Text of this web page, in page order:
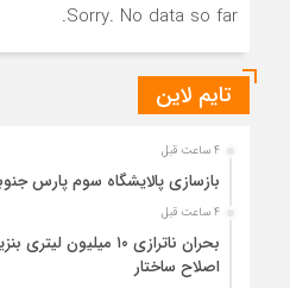
Sorry. No data so far.
تایم لاین
4 ساعت قبل
بازسازی پالایشگاه سوم پارس
4 ساعت قبل
بحران ناترازی ۱۰
اصلاح ساختار